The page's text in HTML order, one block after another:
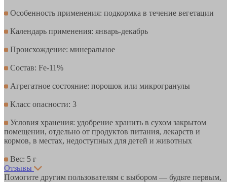
Особенность применения: подкормка в течение вегетации
Календарь применения: январь-декабрь
Происхождение: минеральное
Состав: Fe-11%
Агрегатное состояние: порошок или микрогранулы
Класс опасности: 3
Условия хранения: удобрение хранить в сухом закрытом
помещении, отдельно от продуктов питания, лекарств и
кормов, в местах, недоступных для детей и животных
Вес: 5 г
Отзывы
Помогите другим пользователям с выбором — будьте первым,